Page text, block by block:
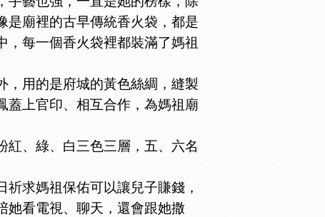
是廟裡的古早傳統香火袋，都是
每一個香火袋裡都裝滿了媽祖
用的是府城的黃色絲綢，縫製
蓋上官印、相互合作，為媽祖廟
、綠、白三色三層，五、六名
求媽祖保佑可以讓兒子賺錢，
她看電視、聊天，還會跟她撒